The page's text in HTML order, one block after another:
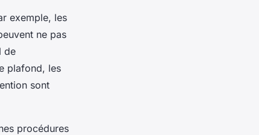
exemple, les
ne pas
de
plafond, les
sont
procédures